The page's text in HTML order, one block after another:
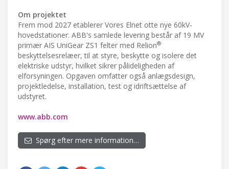
Om projektet
Frem mod 2027 etablerer Vores Elnet otte nye 60kV-
hovedstationer. ABB's samlede levering består af 19 MV
primær AIS UniGear ZS1 felter med Relion®
beskyttelsesrelæer, til at styre, beskytte og isolere det
elektriske udstyr, hvilket sikrer pålideligheden af ​​
elforsyningen. Opgaven omfatter også anlægsdesign,
projektledelse, installation, test og idriftsættelse af
udstyret.
www.abb.com
Spørg efter mere information…